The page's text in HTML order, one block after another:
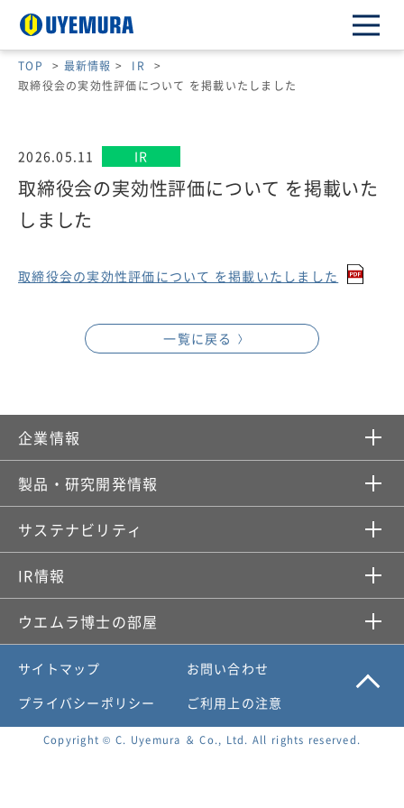
TOP > 最新情報 > IR
>
取締役会の実効性評価について を掲載いたしました
取締役会の実効性評価について を掲載いた
しました
2026.05.11 IR
取締役会の実効性評価について を掲載いたしました
一覧に戻る
企業情報​
製品・研究開発情報​
サステナビリティ
IR情報​
ウエムラ博士の部屋
サイトマップ
お問い合わせ
プライバシーポリシー
ご利用上の注意
Copyright © C. Uyemura ＆ Co., Ltd. All rights reserved.